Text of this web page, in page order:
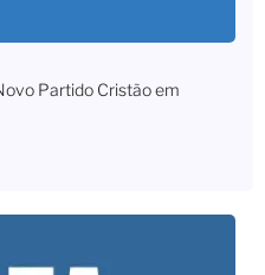
Partido Cristão em